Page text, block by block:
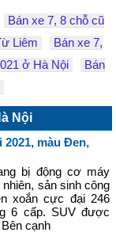
Bán xe 7, 8 chỗ cũ
Liêm
Bán xe 7,
ở Hà Nội
Bán
Nội
2021, màu Đen,
bị động cơ máy
sản sinh công
xoắn cực đại 246
6 cấp. SUV được
cạnh